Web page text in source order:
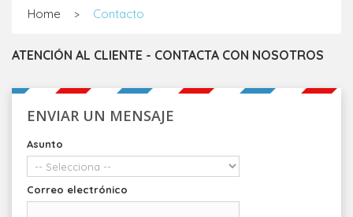
Home > Contacto
ATENCIÓN AL CLIENTE - CONTACTA CON NOSOTROS
ENVIAR UN MENSAJE
Asunto
Correo electrónico